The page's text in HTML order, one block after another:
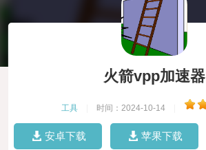
火箭vpp加速器
工具 时间：2024-10-14
安卓下载 苹果下载